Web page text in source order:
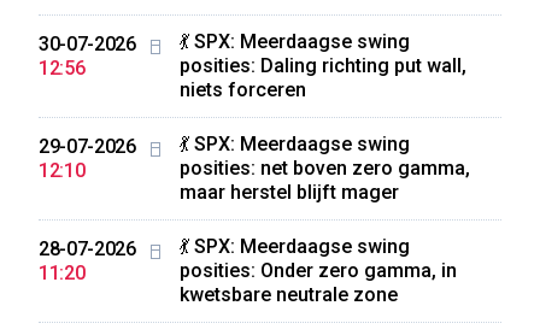
30-07-2026
12:56
💃 SPX: Meerdaagse swing
posities: Daling richting put wall,
niets forceren
29-07-2026
12:10
💃 SPX: Meerdaagse swing
posities: net boven zero gamma,
maar herstel blijft mager
28-07-2026
11:20
💃 SPX: Meerdaagse swing
posities: Onder zero gamma, in
kwetsbare neutrale zone